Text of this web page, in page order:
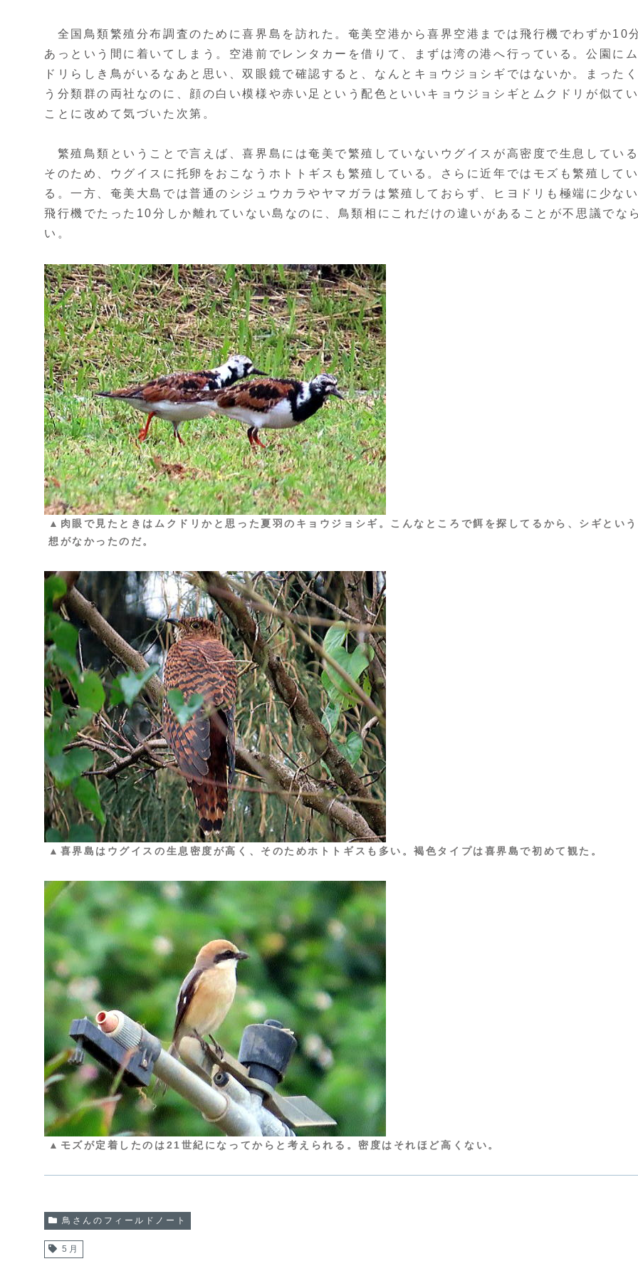
全国鳥類繁殖分布調査のために喜界島を訪れた。奄美空港から喜界空港までは飛行機でわずか10
あっという間に着いてしまう。空港前でレンタカーを借りて、まずは湾の港へ行っている。公園に
ドリらしき鳥がいるなあと思い、双眼鏡で確認すると、なんとキョウジョシギではないか。まった
う分類群の両社なのに、顔の白い模様や赤い足という配色といいキョウジョシギとムクドリが似て
ことに改めて気づいた次第。
繁殖鳥類ということで言えば、喜界島には奄美で繁殖していないウグイスが高密度で生息してい
そのため、ウグイスに托卵をおこなうホトトギスも繁殖している。さらに近年ではモズも繁殖して
る。一方、奄美大島では普通のシジュウカラやヤマガラは繁殖しておらず、ヒヨドリも極端に少な
飛行機でたった10分しか離れていない島なのに、鳥類相にこれだけの違いがあることが不思議でな
い。
▲肉眼で見たときはムクドリかと思った夏羽のキョウジョシギ。こんなところで餌を探してるから、シギとい
想がなかったのだ。
▲喜界島はウグイスの生息密度が高く、そのためホトトギスも多い。褐色タイプは喜界島で初めて観た。
▲モズが定着したのは21世紀になってからと考えられる。密度はそれほど高くない。
鳥さんのフィールドノート
5月